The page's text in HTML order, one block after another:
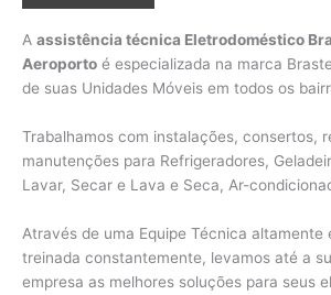
A assistência técnica Eletrodoméstico
Aeroporto é especializada na marca
de suas Unidades Móveis em todos os
Trabalhamos com instalações, consertos,
manutenções para Refrigeradores,
Lavar, Secar e Lava e Seca, Ar-
Através de uma Equipe Técnica altamente
treinada constantemente, levamos até a
empresa as melhores soluções para seus